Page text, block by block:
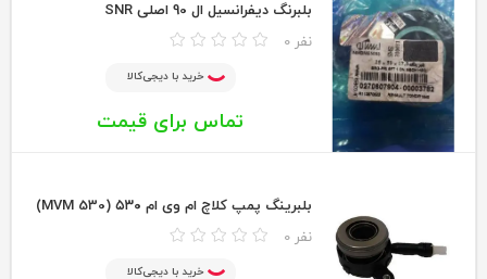
بلبرنگ دیفرانسیل ال 90 اصلی SNR
0 نفر
خرید با دیجی‌کالا
تماس برای قیمت
بلبرینگ پمپ کلاچ ام وی ام ۵۳۰ (MVM 530)
0 نفر
خرید با دیجی‌کالا